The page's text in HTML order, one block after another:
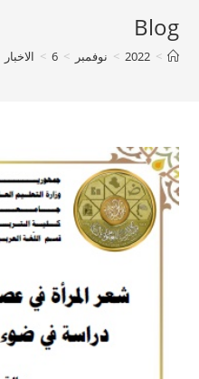
Blog
>
2022
> نوفمبر >
6
> الاخبار >